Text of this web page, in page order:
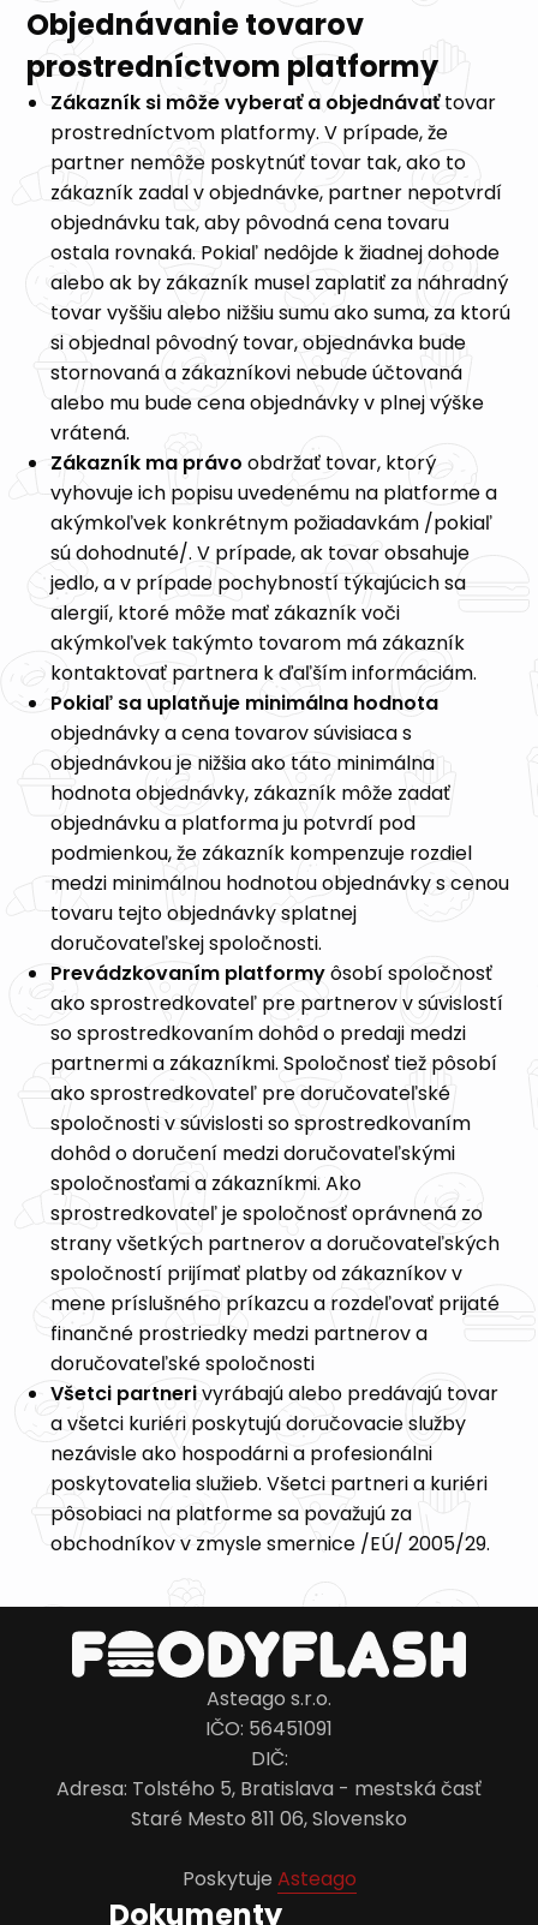
Objednávanie tovarov
prostredníctvom platformy
Zákazník si môže vyberať a objednávaťtovar
prostredníctvom platformy. V prípade, že
partner nemôže poskytnúť tovar tak, ako to
zákazník zadal v objednávke, partner nepotvrdí
objednávku tak, aby pôvodná cena tovaru
ostala rovnaká. Pokiaľ nedôjde k žiadnej dohode
alebo ak by zákazník musel zaplatiť za náhradný
tovar vyššiu alebo nižšiu sumu ako suma, za ktorú
si objednal pôvodný tovar, objednávka bude
stornovaná a zákazníkovi nebude účtovaná
alebo mu bude cena objednávky v plnej výške
vrátená.
Zákazník ma právo obdržať tovar, ktorý
vyhovuje ich popisu uvedenému na platforme a
akýmkoľvek konkrétnym požiadavkám /pokiaľ
sú dohodnuté/. V prípade, ak tovar obsahuje
jedlo, a v prípade pochybností týkajúcich sa
alergií, ktoré môže mať zákazník voči
akýmkoľvek takýmto tovarom má zákazník
kontaktovať partnera k ďaľším informáciám.
Pokiaľ sa uplatňuje minimálna hodnota
objednávky a cena tovarov súvisiaca s
objednávkou je nižšia ako táto minimálna
hodnota objednávky, zákazník môže zadať
objednávku a platforma ju potvrdí pod
podmienkou, že zákazník kompenzuje rozdiel
medzi minimálnou hodnotou objednávky s cenou
tovaru tejto objednávky splatnej
doručovateľskej spoločnosti.
Prevádzkovaním platformyôsobí spoločnosť
ako sprostredkovateľ pre partnerov v súvislostí
so sprostredkovaním dohôd o predaji medzi
partnermi a zákazníkmi. Spoločnosť tiež pôsobí
ako sprostredkovateľ pre doručovateľské
spoločnosti v súvislosti so sprostredkovaním
dohôd o doručení medzi doručovateľskými
spoločnosťami a zákazníkmi. Ako
sprostredkovateľ je spoločnosť oprávnená zo
strany všetkých partnerov a doručovateľských
spoločností prijímať platby od zákazníkov v
mene príslušného príkazcu a rozdeľovať prijaté
finančné prostriedky medzi partnerov a
doručovateľské spoločnosti
Všetci partnerivyrábajú alebo predávajú tovar
a všetci kuriéri poskytujú doručovacie služby
nezávisle ako hospodárni a profesionálni
poskytovatelia služieb. Všetci partneri a kuriéri
pôsobiaci na platforme sa považujú za
obchodníkov v zmysle smernice /EÚ/ 2005/29.
Asteago s.r.o.
IČO: 56451091
DIČ:
Adresa: Tolstého 5, Bratislava - mestská časť
Staré Mesto 811 06, Slovensko
Poskytuje Asteago
Dokumenty